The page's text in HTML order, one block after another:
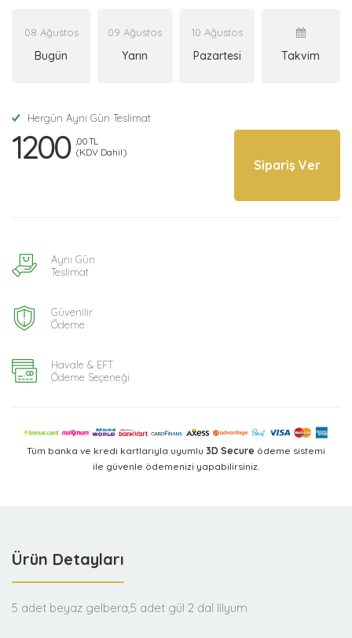
08 Ağustos
Bugün
09 Ağustos
Yarın
10 Ağustos
Pazartesi Takvim
Hergün Aynı Gün Teslimat
1200 ,00 TL
(KDV Dahil)
Sipariş Ver
Aynı Gün
Teslimat
Güvenilir
Ödeme
Havale & EFT
Ödeme Seçeneği
Tüm banka ve kredi kartlarıyla uyumlu 3D Secure ödeme sistemi
ile güvenle ödemenizi yapabilirsiniz.
Ürün Detayları
5 adet beyaz gelbera,5 adet gül 2 dal lilyum